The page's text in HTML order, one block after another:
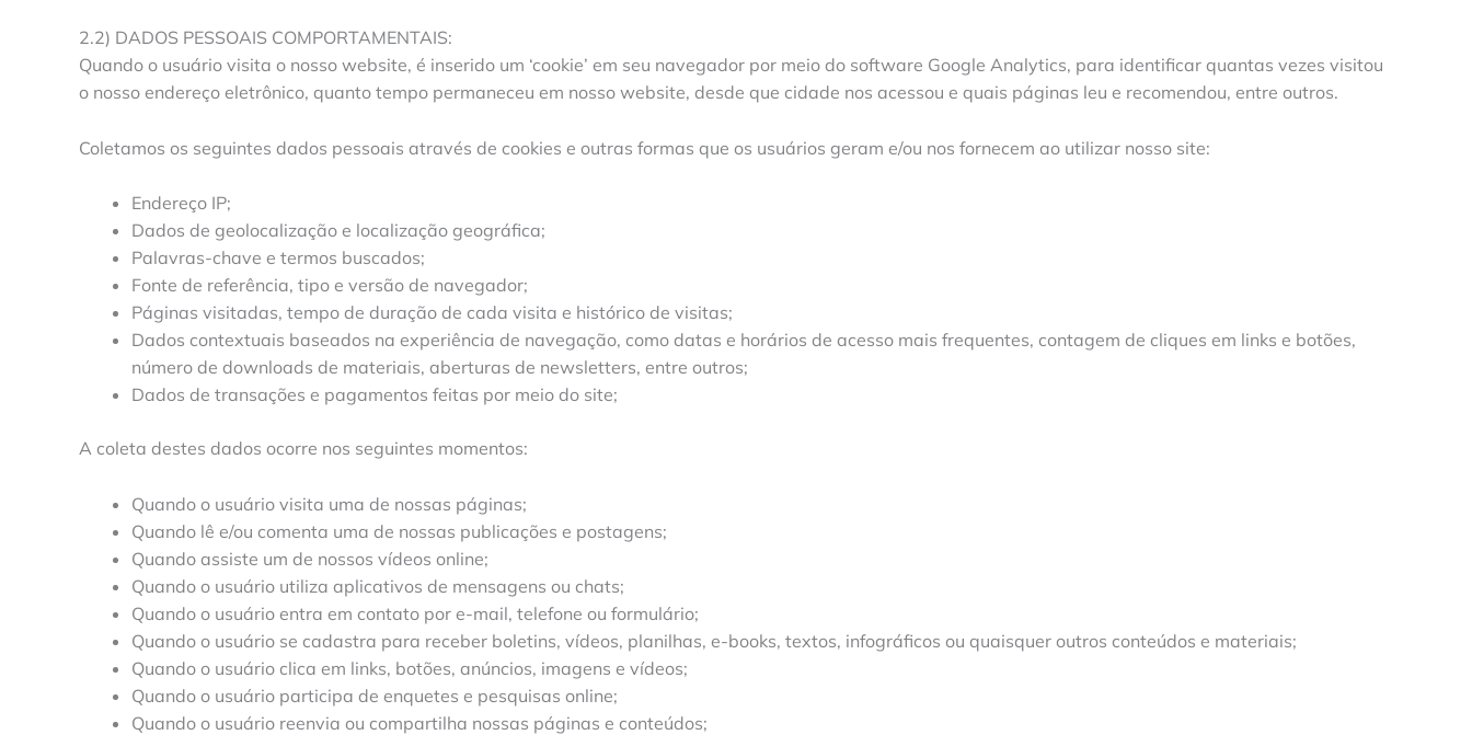
2.2) DADOS PESSOAIS COMPORTAMENTAIS:
Quando o usuário visita o nosso website, é inserido um ‘cookie’ em seu navegador por meio do software Google Analytics, para identificar quantas vezes visitou
o nosso endereço eletrônico, quanto tempo permaneceu em nosso website, desde que cidade nos acessou e quais páginas leu e recomendou, entre outros.
Coletamos os seguintes dados pessoais através de cookies e outras formas que os usuários geram e/ou nos fornecem ao utilizar nosso site:
Endereço IP;
Dados de geolocalização e localização geográfica;
Palavras-chave e termos buscados;
Fonte de referência, tipo e versão de navegador;
Páginas visitadas, tempo de duração de cada visita e histórico de visitas;
Dados contextuais baseados na experiência de navegação, como datas e horários de acesso mais frequentes, contagem de cliques em links e botões,
número de downloads de materiais, aberturas de newsletters, entre outros;
Dados de transações e pagamentos feitas por meio do site;
A coleta destes dados ocorre nos seguintes momentos:
Quando o usuário visita uma de nossas páginas;
Quando lê e/ou comenta uma de nossas publicações e postagens;
Quando assiste um de nossos vídeos online;
Quando o usuário utiliza aplicativos de mensagens ou chats;
Quando o usuário entra em contato por e-mail, telefone ou formulário;
Quando o usuário se cadastra para receber boletins, vídeos, planilhas, e-books, textos, infográficos ou quaisquer outros conteúdos e materiais;
Quando o usuário clica em links, botões, anúncios, imagens e vídeos;
Quando o usuário participa de enquetes e pesquisas online;
Quando o usuário reenvia ou compartilha nossas páginas e conteúdos;